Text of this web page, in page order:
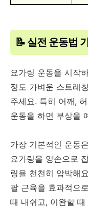
📝 실전 운동법
요가링 운동을 시작
정도 가벼운 스트레
주세요. 특히 어깨,
운동을 하면 부상을
가장 기본적인 운동
요가링을 양손으로
링을 천천히 압박해
팔 근육을 효과적으
때 내쉬고, 이완할